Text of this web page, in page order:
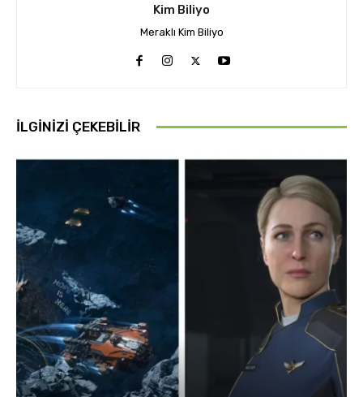
Kim Biliyo
Meraklı Kim Biliyo
İLGINIZI ÇEKEBILIR